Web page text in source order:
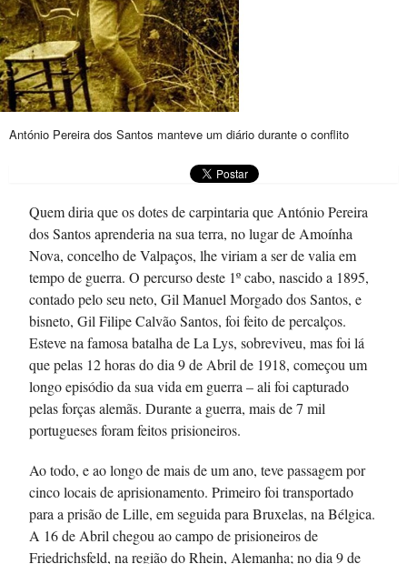
António Pereira dos Santos manteve um diário durante o conflito
Quem diria que os dotes de carpintaria que António Pereira
dos Santos aprenderia na sua terra, no lugar de Amoínha
Nova, concelho de Valpaços, lhe viriam a ser de valia em
tempo de guerra. O percurso deste 1º cabo, nascido a 1895,
contado pelo seu neto, Gil Manuel Morgado dos Santos, e
bisneto, Gil Filipe Calvão Santos, foi feito de percalços.
Esteve na famosa batalha de La Lys, sobreviveu, mas foi lá
que pelas 12 horas do dia 9 de Abril de 1918, começou um
longo episódio da sua vida em guerra – ali foi capturado
pelas forças alemãs. Durante a guerra, mais de 7 mil
portugueses foram feitos prisioneiros.
Ao todo, e ao longo de mais de um ano, teve passagem por
cinco locais de aprisionamento. Primeiro foi transportado
para a prisão de Lille, em seguida para Bruxelas, na Bélgica.
A 16 de Abril chegou ao campo de prisioneiros de
Friedrichsfeld, na região do Rhein, Alemanha; no dia 9 de